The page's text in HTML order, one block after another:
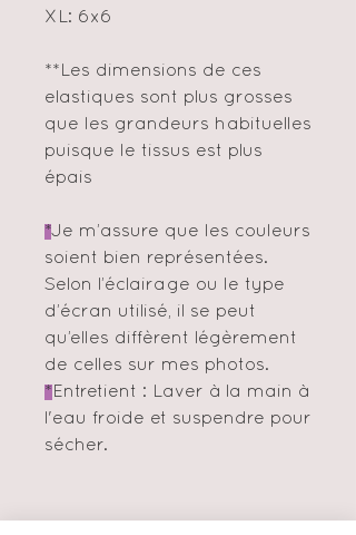
XL: 6x6
**Les dimensions de ces
elastiques sont plus grosses
que les grandeurs habituelles
puisque le tissus est plus
épais
*Je m’assure que les couleurs
soient bien représentées.
Selon l’éclairage ou le type
d’écran utilisé, il se peut
qu’elles diffèrent légèrement
de celles sur mes photos.
* Entretient : Laver à la main à
l'eau froide et suspendre pour
sécher.